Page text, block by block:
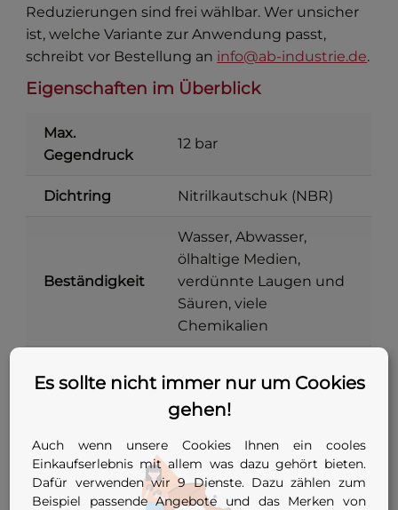
Reduzierungen sind frei wählbar. Wer unsicher
ist, welche Variante zur Anwendung passt,
schreibt vor Bestellung an info@ab-industrie.de.
Eigenschaften im Überblick
Max.
Gegendruck
12 bar
Dichtring Nitrilkautschuk (NBR)
Beständigkeit
Wasser, Abwasser,
ölhaltige Medien,
verdünnte Laugen und
Säuren, viele
Chemikalien
Stopfen mit zentraler
Einsatzbereich
DN 85 bis DN 255 (78–
266 mm)
Es sollte nicht immer nur um Cookies
gehen!
Auch wenn unsere Cookies Ihnen ein cooles
Einkaufserlebnis mit allem was dazu gehört bieten.
Dafür verwenden wir 9 Dienste. Dazu zählen zum
Beispiel passende Angebote und das Merken von